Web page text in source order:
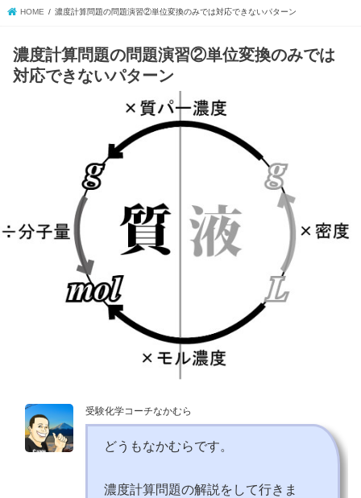
HOME 濃度計算問題の問題演習②単位変換のみでは対応できないパターン
濃度計算問題の問題演習②単位変換のみでは
対応できないパターン
受験化学コーチなかむら
どうもなかむらです。
濃度計算問題の解説をして行きま